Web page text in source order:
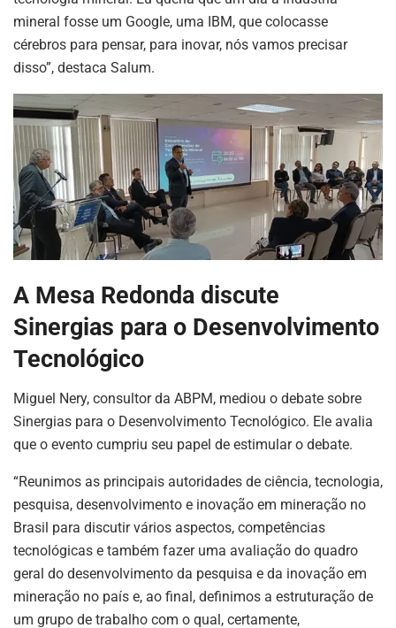
mineral fosse um Google, uma IBM, que colocasse
cérebros para pensar, para inovar, nós vamos precisar
disso”, destaca Salum.
A Mesa Redonda discute
Sinergias para o Desenvolvimento
Tecnológico
Miguel Nery, consultor da ABPM, mediou o debate sobre
Sinergias para o Desenvolvimento Tecnológico. Ele avalia
que o evento cumpriu seu papel de estimular o debate.
“Reunimos as principais autoridades de ciência, tecnologia,
pesquisa, desenvolvimento e inovação em mineração no
Brasil para discutir vários aspectos, competências
tecnológicas e também fazer uma avaliação do quadro
geral do desenvolvimento da pesquisa e da inovação em
mineração no país e, ao final, definimos a estruturação de
um grupo de trabalho com o qual, certamente,
ASSINE NOSSA
NEWSLETTER
Fique atualizado com as últimas
notíciase inovações do setor mineral
ASSINAR